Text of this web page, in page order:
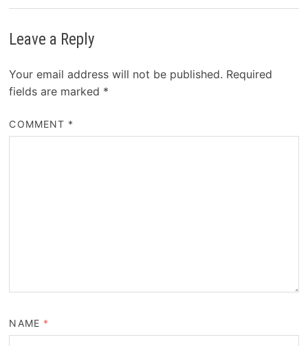
Leave a Reply
Your email address will not be published. Required
fields are marked *
COMMENT *
NAME *